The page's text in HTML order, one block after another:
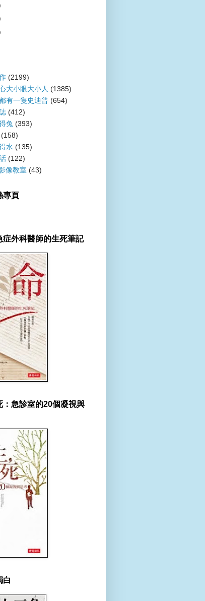
(2199)
大小眼大小人 (1385)
有一隻史迪普 (654)
(412)
兔 (393)
(158)
水 (135)
(122)
像教室 (43)
專頁
症外科醫師的生死筆記
：急診室的20個凝視與
白